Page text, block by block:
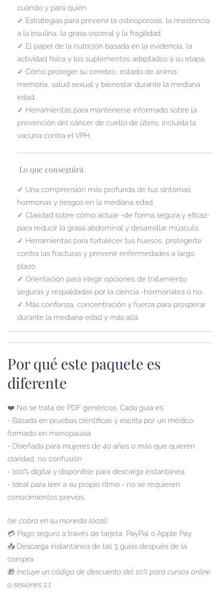
cuándo y para quién.
✓ Estrategias para prevenir la osteoporosis, la resistencia
a la insulina, la grasa visceral y la fragilidad.
✓ El papel de la nutrición basada en la evidencia, la
actividad física y los suplementos adaptados a su etapa.
✓ Cómo proteger su cerebro, estado de ánimo,
memoria, salud sexual y bienestar durante la mediana
edad.
✓ Herramientas para mantenerse informado sobre la
prevención del cáncer de cuello de útero, incluida la
vacuna contra el VPH.
Lo que conseguirá
✓ Una comprensión más profunda de tus síntomas,
hormonas y riesgos en la mediana edad.
✓ Claridad sobre cómo actuar -de forma segura y eficaz-
para reducir la grasa abdominal y desarrollar músculo.
✓ Herramientas para fortalecer tus huesos, protegerte
contra las fracturas y prevenir enfermedades a largo
plazo.
✓ Orientación para elegir opciones de tratamiento
seguras y respaldadas por la ciencia -hormonales o no.
✓ Más confianza, concentración y fuerza para prosperar
durante la mediana edad y más allá.
Por qué este paquete es
diferente
❤️ No se trata de PDF genéricos. Cada guía es:
- Basada en pruebas científicas y escrita por un médico
formado en menopausia
- Diseñada para mujeres de 40 años o más que quieren
claridad, no confusión
- 100% digital y disponible para descarga instantánea
- Ideal para leer a su propio ritmo - no se requieren
conocimientos previos.
(se cobra en su moneda local)
💳 Pago seguro a través de tarjeta, PayPal o Apple Pay.
📥 Descarga instantánea de las 3 guías después de la
compra
🎁 Incluye un código de descuento del 10% para cursos online
o sesiones 1:1